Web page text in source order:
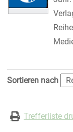
Zu den
Sortieren nach
Trefferliste